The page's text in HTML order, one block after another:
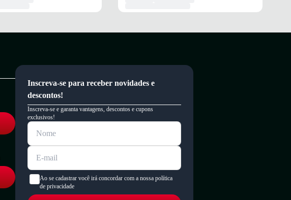
Inscreva-se para receber novidades e
descontos!
Inscreva-se e garanta vantagens, descontos e cupons
exclusivos!
Ao se cadastrar você irá concordar com a nossa política
de privacidade